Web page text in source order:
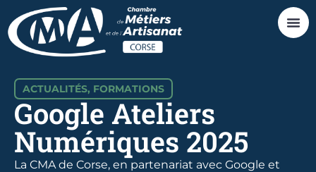
ACTUALITÉS, FORMATIONS
Google Ateliers
Numériques 2025
La CMA de Corse, en partenariat avec Google et